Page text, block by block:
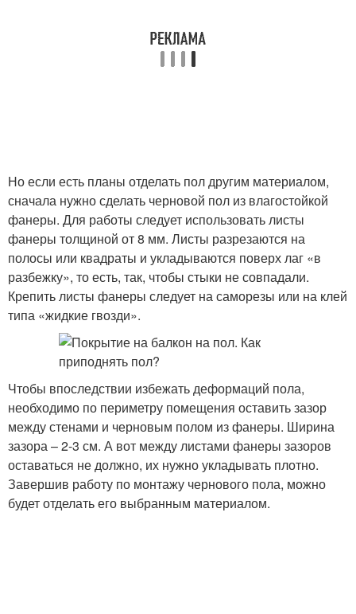
Но если есть планы отделать пол другим материалом,
сначала нужно сделать черновой пол из влагостойкой
фанеры. Для работы следует использовать листы
фанеры толщиной от 8 мм. Листы разрезаются на
полосы или квадраты и укладываются поверх лаг «в
разбежку», то есть, так, чтобы стыки не совпадали.
Крепить листы фанеры следует на саморезы или на клей
типа «жидкие гвозди».
Чтобы впоследствии избежать деформаций пола,
необходимо по периметру помещения оставить зазор
между стенами и черновым полом из фанеры. Ширина
зазора – 2-3 см. А вот между листами фанеры зазоров
оставаться не должно, их нужно укладывать плотно.
Завершив работу по монтажу чернового пола, можно
будет отделать его выбранным материалом.